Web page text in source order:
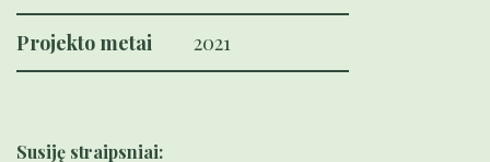
Projekto metai 2021
Susiję straipsniai: